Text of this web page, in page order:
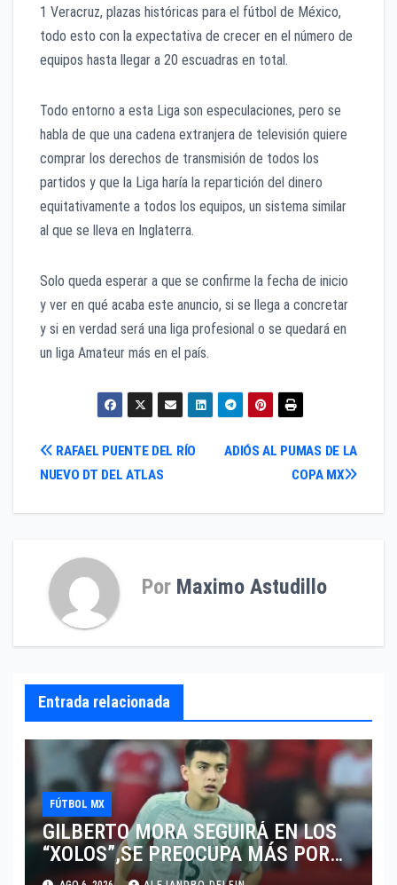
1 Veracruz, plazas históricas para el fútbol de México,
todo esto con la expectativa de crecer en el número de
equipos hasta llegar a 20 escuadras en total.
Todo entorno a esta Liga son especulaciones, pero se
habla de que una cadena extranjera de televisión quiere
comprar los derechos de transmisión de todos los
partidos y que la Liga haría la repartición del dinero
equitativamente a todos los equipos, un sistema similar
al que se lleva en Inglaterra.
Solo queda esperar a que se confirme la fecha de inicio
y ver en qué acaba este anuncio, si se llega a concretar
y si en verdad será una liga profesional o se quedará en
un liga Amateur más en el país.
Navegación
ADIÓS AL PUMAS DE LA
COPA MX
RAFAEL PUENTE DEL RÍO
NUEVO DT DEL ATLAS
Por Maximo Astudillo
Entrada relacionada
FÚTBOL MX
GILBERTO MORA SEGUIRÁ EN LOS
“XOLOS”,SE PREOCUPA MÁS POR
JUGAR EN SU EQUIPO.